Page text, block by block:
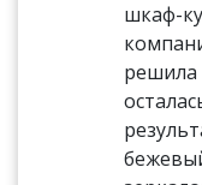
шкаф-
решила